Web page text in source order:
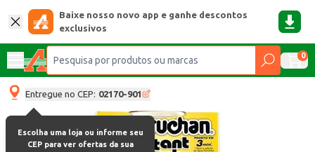
Baixe nosso novo app e ganhe descontos
exclusivos
0
Entregue no CEP: 02170-901
Escolha uma loja ou informe seu
CEP para ver ofertas da sua